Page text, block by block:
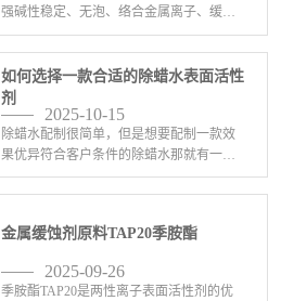
强碱性稳定、无泡、络合金属离子、缓蚀
阻垢等特点，主要应用在这些领域：1、工
业清洗：无泡喷淋清洗、碱性除油、除蜡
水、超声波清洗、金属脱脂，尤其适合精
密五金、铝材、 <-查看详情>
如何选择一款合适的除蜡水表面活性
剂
2025-10-15
除蜡水配制很简单，但是想要配制一款效
果优异符合客户条件的除蜡水那就有一定
的难度了。配制除蜡水的原料五花八门，
比如异构醇油酸皂DF-20，6501，C13异丙
查看详情>
金属缓蚀剂原料TAP20季胺酯
2025-09-26
季胺酯TAP20是两性离子表面活性剂的优